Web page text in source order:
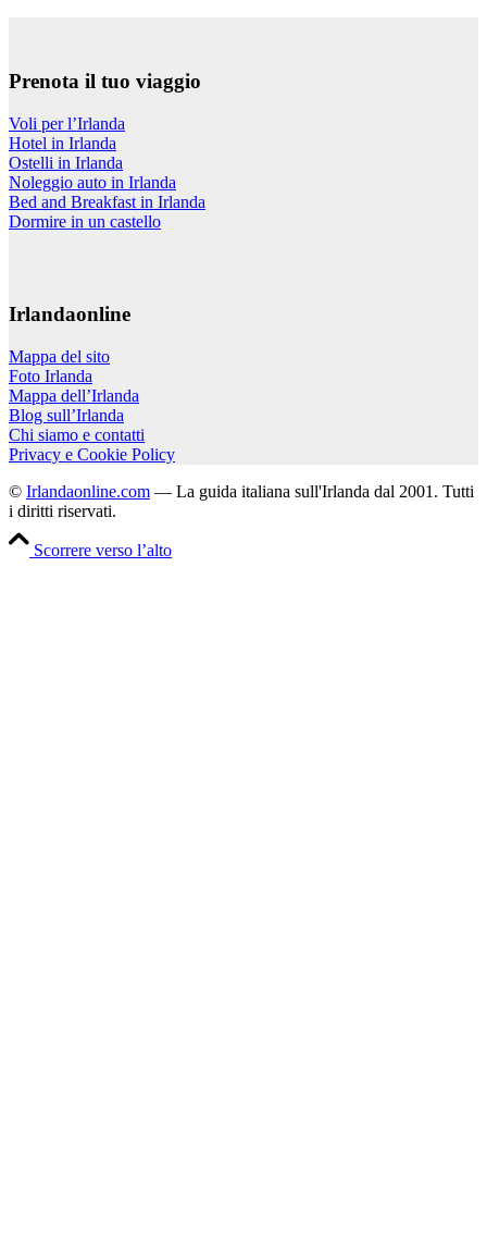
Prenota il tuo viaggio
Voli per l’Irlanda
Hotel in Irlanda
Ostelli in Irlanda
Noleggio auto in Irlanda
Bed and Breakfast in Irlanda
Dormire in un castello
Irlandaonline
Mappa del sito
Foto Irlanda
Mappa dell’Irlanda
Blog sull’Irlanda
Chi siamo e contatti
Privacy e Cookie Policy
© Irlandaonline.com — La guida italiana sull'Irlanda dal 2001. Tutti
i diritti riservati.
Scorrere verso l’alto